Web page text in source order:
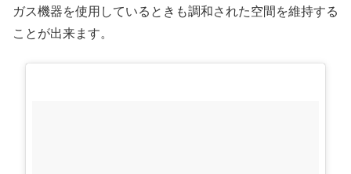
ガス機器を使用しているときも調和された空間を維持する
ことが出来ます。